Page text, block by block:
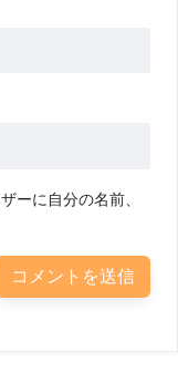
ーに自分の名前、